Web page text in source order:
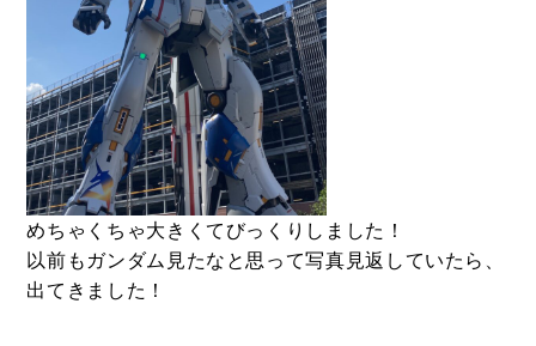
めちゃくちゃ大きくてびっくりしました！
以前もガンダム見たなと思って写真見返していたら、
出てきました！